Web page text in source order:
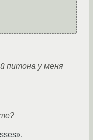
питона у меня